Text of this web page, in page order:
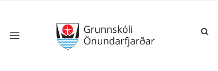
Toggle navigation